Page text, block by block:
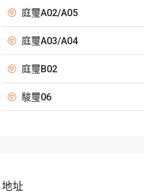
庭璽A02/A05
庭璽A03/A04
庭璽B02
駿璽06
地址